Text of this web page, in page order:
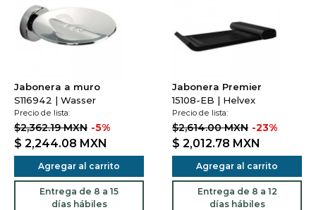
Jabonera a muro
S116942 | Wasser
Precio de lista:
$2,362.19 MXN -5%
$ 2,244.08 MXN
Agregar al carrito
Entrega de 8 a 15
días hábiles
Jabonera Premier
15108-EB | Helvex
Precio de lista:
$2,614.00 MXN -23%
$ 2,012.78 MXN
Agregar al carrito
Entrega de 8 a 12
días hábiles